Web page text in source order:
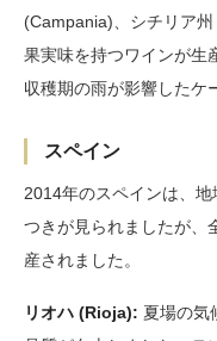
(Campania)、シチリア
果実味を持つワインが生
収穫期の雨が影響したケ
スペイン
2014年のスペインは、
つきが見られましたが、
産されました。
リオハ (Rioja): 夏場の気